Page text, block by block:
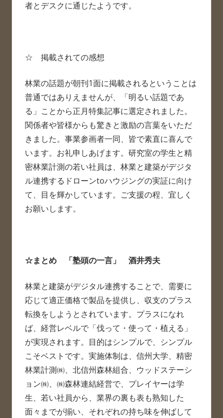
者とデスクに通じたようです。
☆ 掲載されての感想
林業の話題が朝刊1面に掲載されるということは
普通ではありえませんが、「明るい話題であ
る」ことから正月特集記事に選定されました。
関係者や皆様からも驚きと激励の言葉をいただ
きました。事業参画者一同、皆で素直に喜んで
います。お礼申しあげます。研究室の学生と精
密林業計測の若い社員は、林業と建築がデジタ
ル連携するドローンtoハウジングの実証に向け
て、目を輝かしています。ご支援の程、宜しく
お願いします。
☆まとめ 「塾頭の一言」 酒井秀夫
林業と建築がデジタル連携することで、需要に
応じて適正価格で製品を提供し、収支のプラス
転換をしようとされています。プラスになれ
ば、経営レベルで「伐って・使って・植える」
が実現されます。目的はシンプルで、シンプル
こそベストです。実施体制は、信州大学、精密
林業計測㈱、北信州森林組合、ウッドステーシ
ョン㈱、㈱森林連結経営で、プレイヤーは学
生、若い社員から、業界の裏も表も熟知した
面々までが揃い、それぞれの持ち味を伸ばして